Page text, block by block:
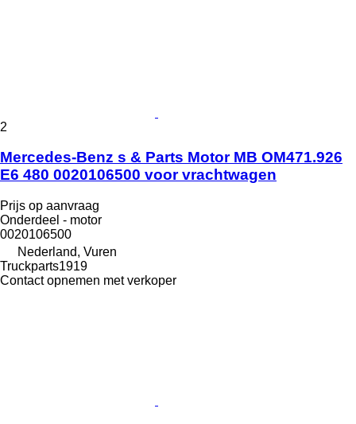
2
Mercedes-Benz s & Parts Motor MB OM471.926
E6 480 0020106500 voor vrachtwagen
Prijs op aanvraag
Onderdeel - motor
0020106500
Nederland, Vuren
Truckparts1919
Contact opnemen met verkoper